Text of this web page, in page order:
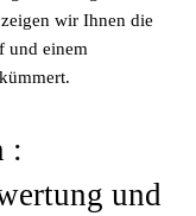
wir Ihnen die
und einem
:
und